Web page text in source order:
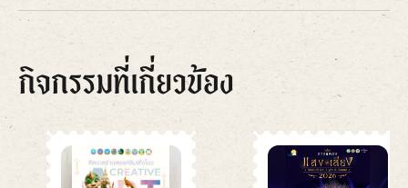
กิจกรรมที่เกี่ยวข้อง